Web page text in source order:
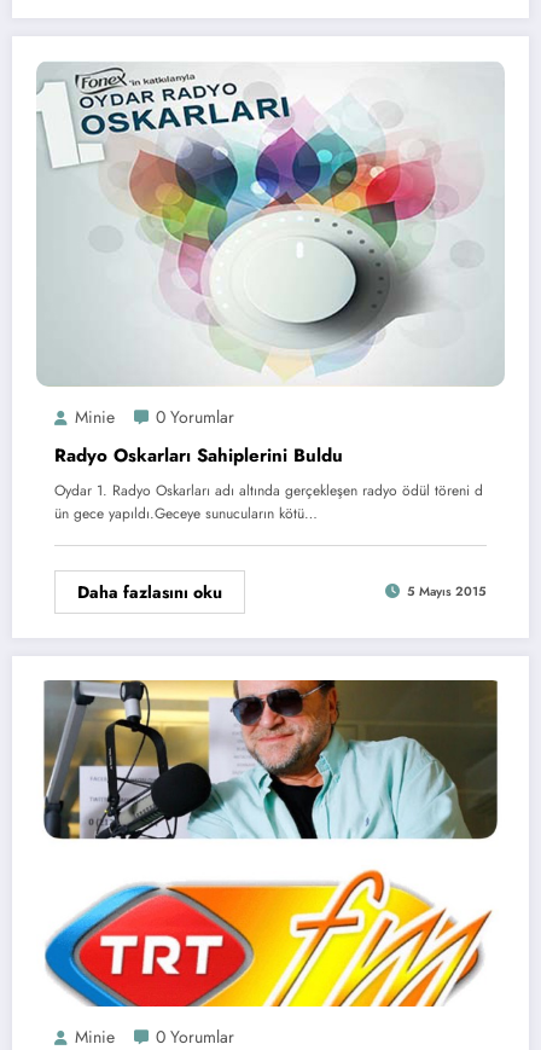
Minie 0 Yorumlar
Radyo Oskarları Sahiplerini Buldu
Oydar 1. Radyo Oskarları adı altında gerçekleşen radyo ödül töreni d
ün gece yapıldı.Geceye sunucuların kötü…
Daha fazlasını oku 5 Mayıs 2015
Minie 0 Yorumlar